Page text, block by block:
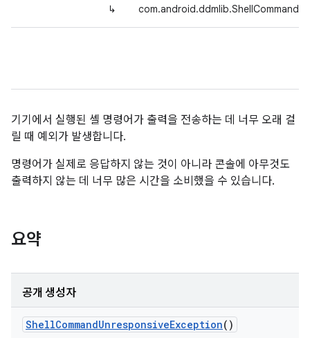
↳
기기에서 실행된 셸 명령어가 출력을 전송하는 데 너무 오래 걸
릴 때 예외가 발생합니다.
명령어가 실제로 응답하지 않는 것이 아니라 콘솔에 아무것도
출력하지 않는 데 너무 많은 시간을 소비했을 수 있습니다.
요약
공개 생성자
ShellCommandUnresponsiveException()